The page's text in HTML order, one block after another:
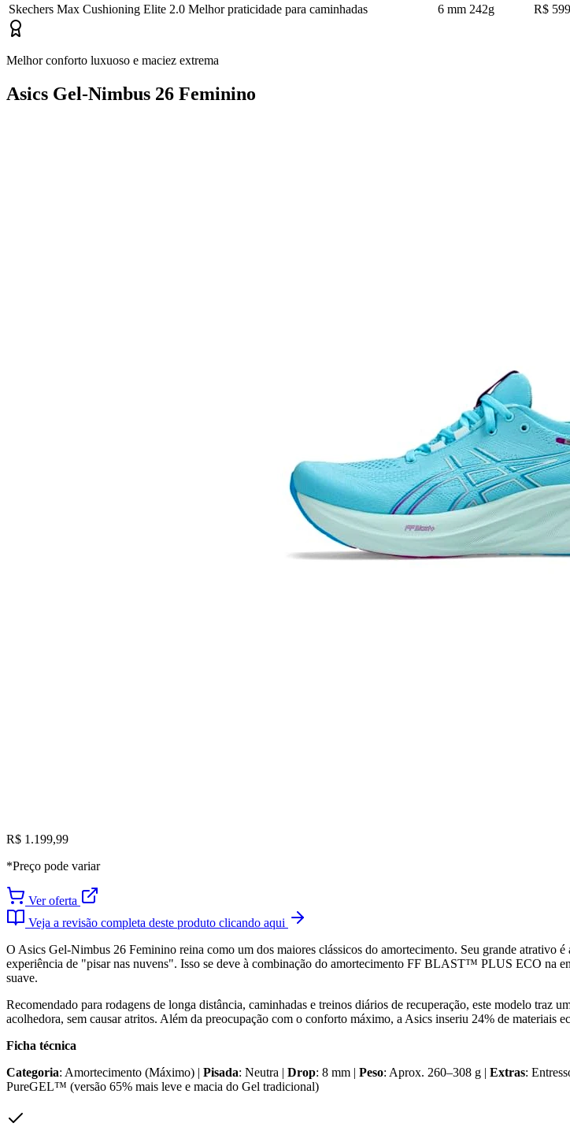
Skechers Max Cushioning Elite 2.0 Melhor praticidade para caminhadas 6 mm 242g R$
Melhor conforto luxuoso e maciez extrema
Asics Gel-Nimbus 26 Feminino
R$ 1.199,99
*Preço pode variar
Ver oferta
Veja a revisão completa deste produto clicando aqui
O Asics Gel-Nimbus 26 Feminino reina como um dos maiores clássicos do amortecimento. Seu grande atrativo
experiência de "pisar nas nuvens". Isso se deve à combinação do amortecimento FF BLAST™ PLUS ECO na
suave.
Recomendado para rodagens de longa distância, caminhadas e treinos diários de recuperação, este modelo
acolhedora, sem causar atritos. Além da preocupação com o conforto máximo, a Asics inseriu 24% de materiais
Ficha técnica
Categoria: Amortecimento (Máximo) | Pisada: Neutra | Drop: 8 mm | Peso: Aprox. 260–308 g | Extras:
PureGEL™ (versão 65% mais leve e macia do Gel tradicional)